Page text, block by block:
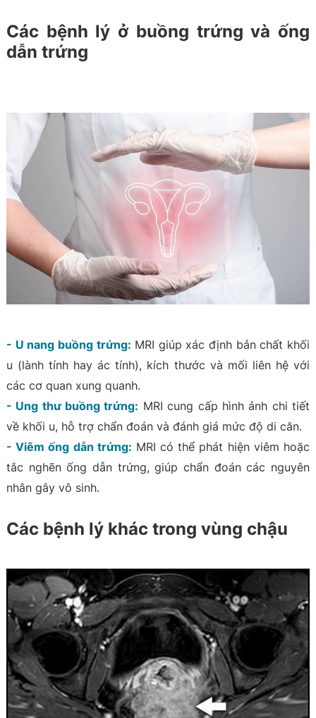
Các bệnh lý ở buồng trứng và ống
dẫn trứng
- U nang buồng trứng: MRI giúp xác định bản chất khối
u (lành tính hay ác tính), kích thước và mối liên hệ với
các cơ quan xung quanh.
- Ung thư buồng trứng: MRI cung cấp hình ảnh chi tiết
về khối u, hỗ trợ chẩn đoán và đánh giá mức độ di căn.
- Viêm ống dẫn trứng: MRI có thể phát hiện viêm hoặc
tắc nghẽn ống dẫn trứng, giúp chẩn đoán các nguyên
nhân gây vô sinh.
Các bệnh lý khác trong vùng chậu